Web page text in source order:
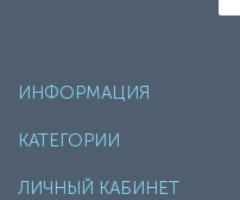
ИНФОРМАЦИЯ
КАТЕГОРИИ
ЛИЧНЫЙ КАБИНЕТ